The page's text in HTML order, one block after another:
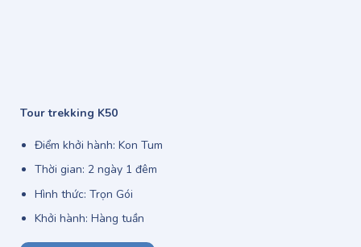
Tour trekking K50
Điểm khởi hành: Kon Tum
Thời gian: 2 ngày 1 đêm
Hình thức: Trọn Gói
Khởi hành: Hàng tuần